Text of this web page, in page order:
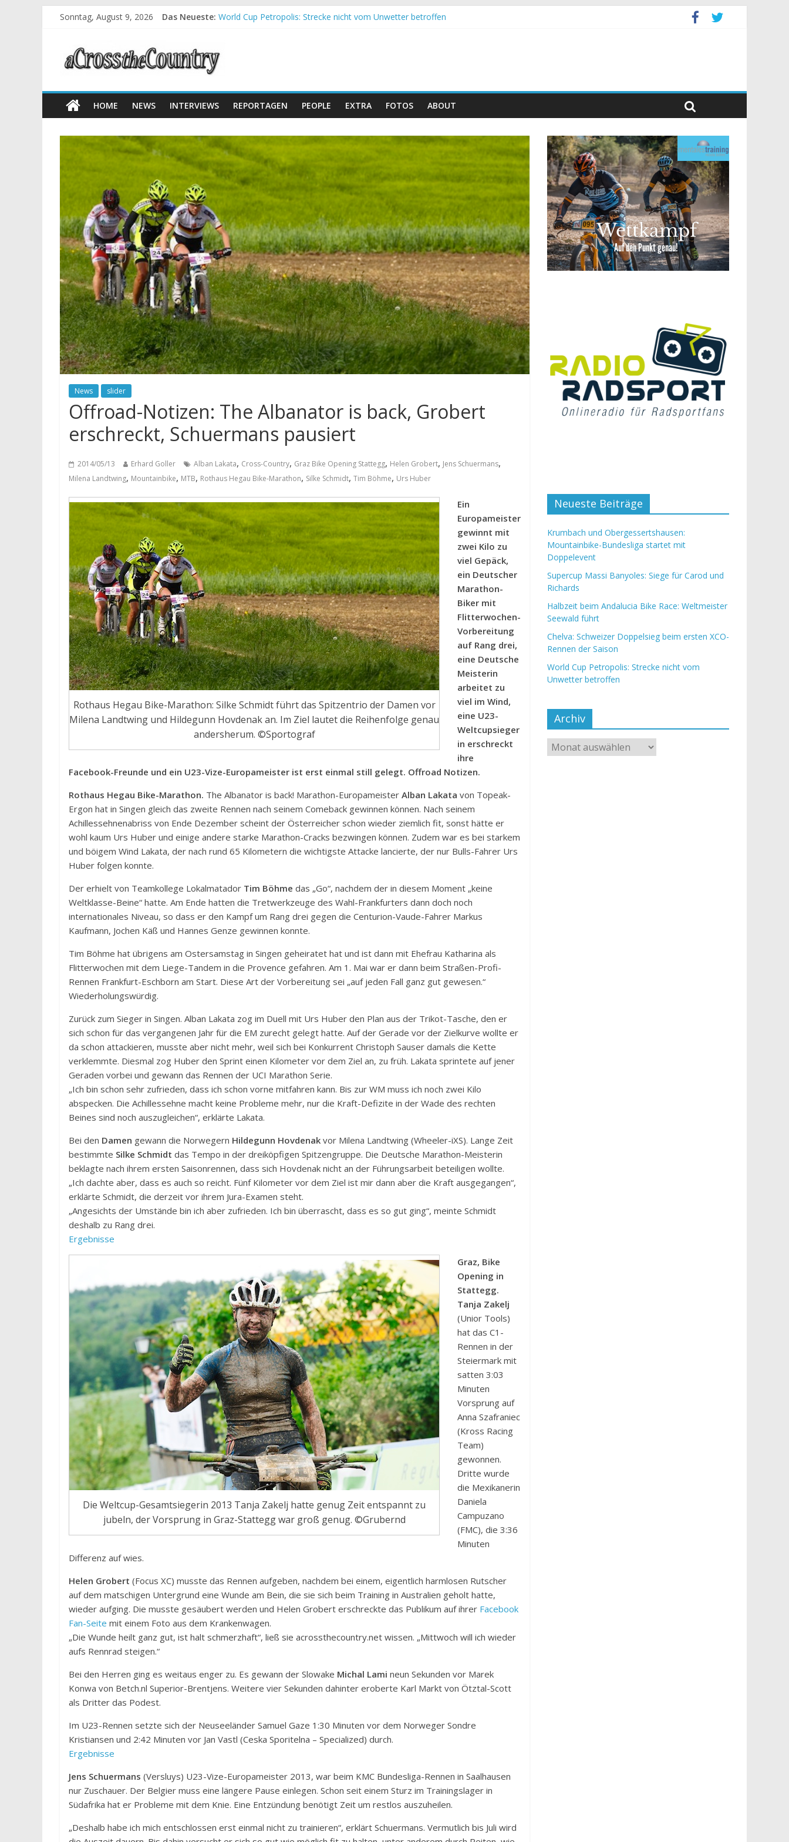
Sonntag, August 9, 2026 Das Neueste: World Cup Petropolis: Strecke nicht vom Unwetter betroffen
Halbzeit beim Andalucia Bike Race: Weltmeister Seewald führt
HOME NEWS INTERVIEWS REPORTAGEN PEOPLE EXTRA FOTOS ABOUT
News slider
Offroad-Notizen: The Albanator is back, Grobert
erschreckt, Schuermans pausiert
2014/05/13 Erhard Goller Alban Lakata, Cross-Country, Graz Bike Opening Stattegg, Helen Grobert, Jens Schuermans,
Milena Landtwing, Mountainbike, MTB, Rothaus Hegau Bike-Marathon, Silke Schmidt, Tim Böhme, Urs Huber
Rothaus Hegau Bike-Marathon: Silke Schmidt führt das Spitzentrio der Damen vor
Milena Landtwing und Hildegunn Hovdenak an. Im Ziel lautet die Reihenfolge genau
andersherum. ©Sportograf
Ein
Europameister
gewinnt mit
zwei Kilo zu
viel Gepäck,
ein Deutscher
Marathon-
Biker mit
Flitterwochen-
Vorbereitung
auf Rang drei,
eine Deutsche
Meisterin
arbeitet zu
viel im Wind,
eine U23-
Weltcupsieger
in erschreckt
ihre
Facebook-Freunde und ein U23-Vize-Europameister ist erst einmal still gelegt. Offroad Notizen.
Rothaus Hegau Bike-Marathon. The Albanator is back! Marathon-Europameister Alban Lakata von Topeak-
Ergon hat in Singen gleich das zweite Rennen nach seinem Comeback gewinnen können. Nach seinem
Achillessehnenabriss von Ende Dezember scheint der Österreicher schon wieder ziemlich fit, sonst hätte er
wohl kaum Urs Huber und einige andere starke Marathon-Cracks bezwingen können. Zudem war es bei starkem
und böigem Wind Lakata, der nach rund 65 Kilometern die wichtigste Attacke lancierte, der nur Bulls-Fahrer Urs
Huber folgen konnte.
Der erhielt von Teamkollege Lokalmatador Tim Böhme das „Go“, nachdem der in diesem Moment „keine
Weltklasse-Beine“ hatte. Am Ende hatten die Tretwerkzeuge des Wahl-Frankfurters dann doch noch
internationales Niveau, so dass er den Kampf um Rang drei gegen die Centurion-Vaude-Fahrer Markus
Kaufmann, Jochen Käß und Hannes Genze gewinnen konnte.
Tim Böhme hat übrigens am Ostersamstag in Singen geheiratet hat und ist dann mit Ehefrau Katharina als
Flitterwochen mit dem Liege-Tandem in die Provence gefahren. Am 1. Mai war er dann beim Straßen-Profi-
Rennen Frankfurt-Eschborn am Start. Diese Art der Vorbereitung sei „auf jeden Fall ganz gut gewesen.“
Wiederholungswürdig.
Zurück zum Sieger in Singen. Alban Lakata zog im Duell mit Urs Huber den Plan aus der Trikot-Tasche, den er
sich schon für das vergangenen Jahr für die EM zurecht gelegt hatte. Auf der Gerade vor der Zielkurve wollte er
da schon attackieren, musste aber nicht mehr, weil sich bei Konkurrent Christoph Sauser damals die Kette
verklemmte. Diesmal zog Huber den Sprint einen Kilometer vor dem Ziel an, zu früh. Lakata sprintete auf jener
Geraden vorbei und gewann das Rennen der UCI Marathon Serie.
„Ich bin schon sehr zufrieden, dass ich schon vorne mitfahren kann. Bis zur WM muss ich noch zwei Kilo
abspecken. Die Achillessehne macht keine Probleme mehr, nur die Kraft-Defizite in der Wade des rechten
Beines sind noch auszugleichen“, erklärte Lakata.
Bei den Damen gewann die Norwegern Hildegunn Hovdenak vor Milena Landtwing (Wheeler-iXS). Lange Zeit
bestimmte Silke Schmidt das Tempo in der dreiköpfigen Spitzengruppe. Die Deutsche Marathon-Meisterin
beklagte nach ihrem ersten Saisonrennen, dass sich Hovdenak nicht an der Führungsarbeit beteiligen wollte.
„Ich dachte aber, dass es auch so reicht. Fünf Kilometer vor dem Ziel ist mir dann aber die Kraft ausgegangen“,
erklärte Schmidt, die derzeit vor ihrem Jura-Examen steht.
„Angesichts der Umstände bin ich aber zufrieden. Ich bin überrascht, dass es so gut ging“, meinte Schmidt
deshalb zu Rang drei.
Ergebnisse
Die Weltcup-Gesamtsiegerin 2013 Tanja Zakelj hatte genug Zeit entspannt zu
jubeln, der Vorsprung in Graz-Stattegg war groß genug. ©Grubernd
Graz, Bike
Opening in
Stattegg.
Tanja Zakelj
(Unior Tools)
hat das C1-
Rennen in der
Steiermark mit
satten 3:03
Minuten
Vorsprung auf
Anna Szafraniec
(Kross Racing
Team)
gewonnen.
Dritte wurde
die Mexikanerin
Daniela
Campuzano
(FMC), die 3:36
Minuten
Differenz auf wies.
Helen Grobert (Focus XC) musste das Rennen aufgeben, nachdem bei einem, eigentlich harmlosen Rutscher
auf dem matschigen Untergrund eine Wunde am Bein, die sie sich beim Training in Australien geholt hatte,
wieder aufging. Die musste gesäubert werden und Helen Grobert erschreckte das Publikum auf ihrer Facebook
Fan-Seite mit einem Foto aus dem Krankenwagen.
„Die Wunde heilt ganz gut, ist halt schmerzhaft“, ließ sie acrossthecountry.net wissen. „Mittwoch will ich wieder
aufs Rennrad steigen.“
Bei den Herren ging es weitaus enger zu. Es gewann der Slowake Michal Lami neun Sekunden vor Marek
Konwa von Betch.nl Superior-Brentjens. Weitere vier Sekunden dahinter eroberte Karl Markt von Ötztal-Scott
als Dritter das Podest.
Im U23-Rennen setzte sich der Neuseeländer Samuel Gaze 1:30 Minuten vor dem Norweger Sondre
Kristiansen und 2:42 Minuten vor Jan Vastl (Ceska Sporitelna – Specialized) durch.
Ergebnisse
Jens Schuermans (Versluys) U23-Vize-Europameister 2013, war beim KMC Bundesliga-Rennen in Saalhausen
nur Zuschauer. Der Belgier muss eine längere Pause einlegen. Schon seit einem Sturz im Trainingslager in
Südafrika hat er Probleme mit dem Knie. Eine Entzündung benötigt Zeit um restlos auszuheilen.
„Deshalb habe ich mich entschlossen erst einmal nicht zu trainieren“, erklärt Schuermans. Vermutlich bis Juli wird
Neueste Beiträge
Krumbach und Obergessertshausen:
Mountainbike-Bundesliga startet mit
Doppelevent
Supercup Massi Banyoles: Siege für Carod und
Richards
Halbzeit beim Andalucia Bike Race: Weltmeister
Seewald führt
Chelva: Schweizer Doppelsieg beim ersten XCO-
Rennen der Saison
World Cup Petropolis: Strecke nicht vom
Unwetter betroffen
Archiv